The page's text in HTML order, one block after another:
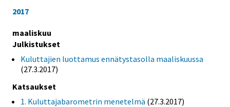
2017
maaliskuu
Julkistukset
Kuluttajien luottamus ennätystasolla maaliskuussa
(27.3.2017)
Katsaukset
1. Kuluttajabarometrin menetelmä (27.3.2017)